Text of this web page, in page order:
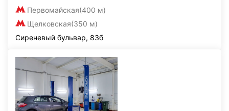
Первомайская(400 м)
Щелковская(350 м)
Сиреневый бульвар, 83б